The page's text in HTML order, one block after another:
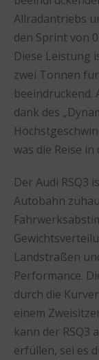
Allradantriebs
den Sprint von
Diese Leistung
zwei Tonnen
beeindruckend.
dank des
was die Reise
Der Audi RSQ3
Autobahn
Landstraßen
Performance.
durch die
einem
kann der RSQ3
erfüllen, sei es